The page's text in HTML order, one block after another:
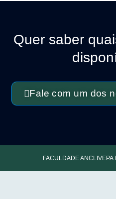
Quer saber
Fale com um dos
FACULDADE ANCLIVEPA